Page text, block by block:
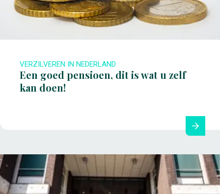
VERZILVEREN IN NEDERLAND
Een goed pensioen, dit is wat u zelf
kan doen!